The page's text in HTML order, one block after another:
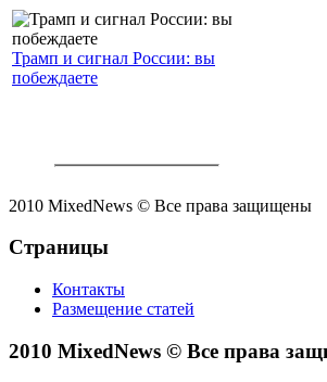
Трамп и сигнал России: вы
побеждаете
2010 MixedNews © Все права защищены
Страницы
Контакты
Размещение статей
2010 MixedNews © Все права